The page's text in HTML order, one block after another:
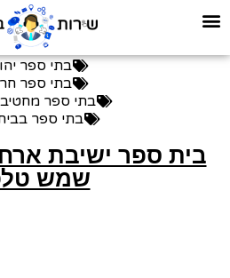
בתי ספר
בתי ספר
בתי ספר מחטיבה
בתי ספר
בית ספר ישיבת
שמש